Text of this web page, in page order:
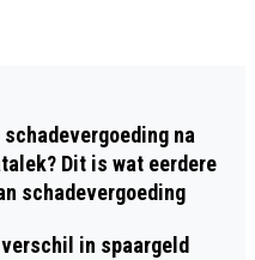
na
Dit is wat eerdere
schadevergoeding
in spaargeld